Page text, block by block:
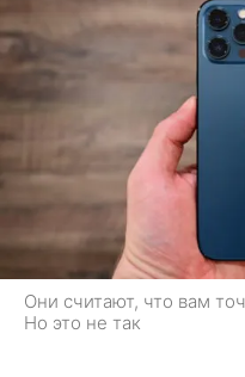
Они считают, что вам
Но это не так